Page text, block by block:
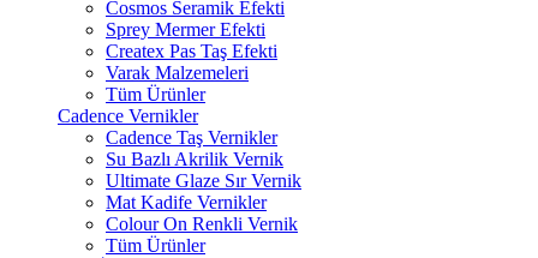
Cosmos Seramik Efekti
Sprey Mermer Efekti
Createx Pas Taş Efekti
Varak Malzemeleri
Tüm Ürünler
Cadence Vernikler
Cadence Taş Vernikler
Su Bazlı Akrilik Vernik
Ultimate Glaze Sır Vernik
Mat Kadife Vernikler
Colour On Renkli Vernik
Tüm Ürünler